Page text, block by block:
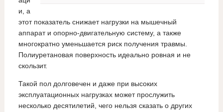
и, а
этот показатель снижает нагрузки на мышечный
аппарат и опорно-двигательную систему, а также
многократно уменьшается риск получения травмы.
Полиуретановая поверхность идеально ровная и не
скользит.
Такой пол долговечен и даже при высоких
эксплуатационных нагрузках может прослужить
несколько десятилетий, чего нельзя сказать о других